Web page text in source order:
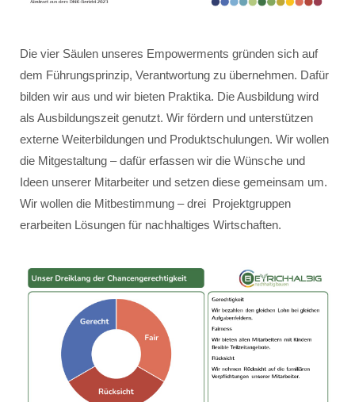
Die vier Säulen unseres Empowerments gründen sich auf
dem Führungsprinzip, Verantwortung zu übernehmen. Dafür
bilden wir aus und wir bieten Praktika. Die Ausbildung wird
als Ausbildungszeit genutzt. Wir fördern und unterstützen
externe Weiterbildungen und Produktschulungen. Wir wollen
die Mitgestaltung – dafür erfassen wir die Wünsche und
Ideen unserer Mitarbeiter und setzen diese gemeinsam um.
Wir wollen die Mitbestimmung – drei Projektgruppen
erarbeiten Lösungen für nachhaltiges Wirtschaften.